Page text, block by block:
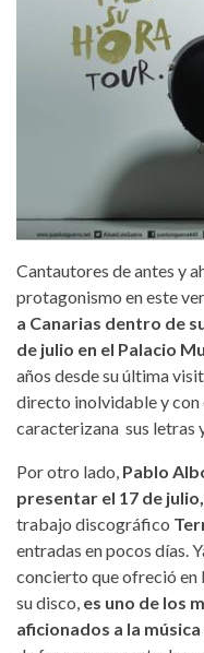
Cantautores de antes y
protagonismo en este
a Canarias dentro de
de julio en el Palacio
años desde su última
directo inolvidable y
caracterizana sus letras
Por otro lado, Pablo
presentar el 17 de
trabajo discográfico
entradas en pocos días.
concierto que ofreció en
su disco, es uno de los
aficionados a la